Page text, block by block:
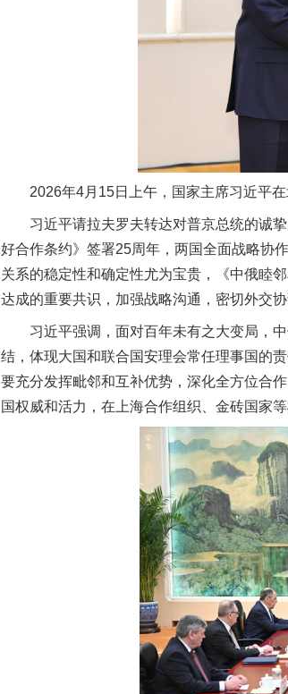
2026年4月15日上午，国家主席习近平在
习近平请拉夫罗夫转达对普京总统的诚挚
好合作条约》签署25周年，两国全面战略协
关系的稳定性和确定性尤为宝贵，《中俄睦
达成的重要共识，加强战略沟通，密切外交
习近平强调，面对百年未有之大变局，中
结，体现大国和联合国安理会常任理事国的
要充分发挥毗邻和互补优势，深化全方位合
国权威和活力，在上海合作组织、金砖国家
完善运行机制助力责任有效落实